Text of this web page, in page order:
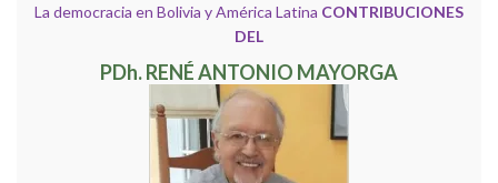
La democracia en Bolivia y América Latina CONTRIBUCIONES
DEL
PDh. RENÉ ANTONIO MAYORGA